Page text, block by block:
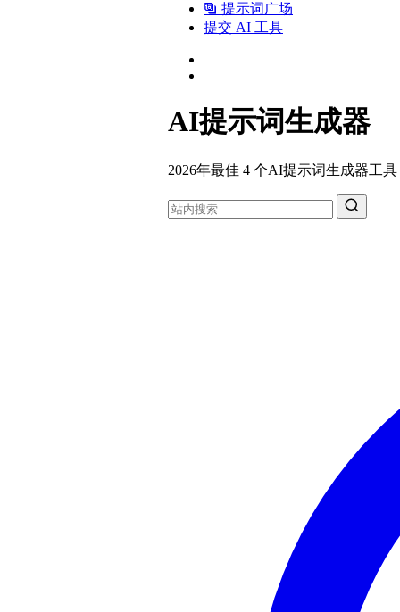
提示词广场
提交 AI 工具
AI提示词生成器
2026年最佳 4 个AI提示词生成器工具